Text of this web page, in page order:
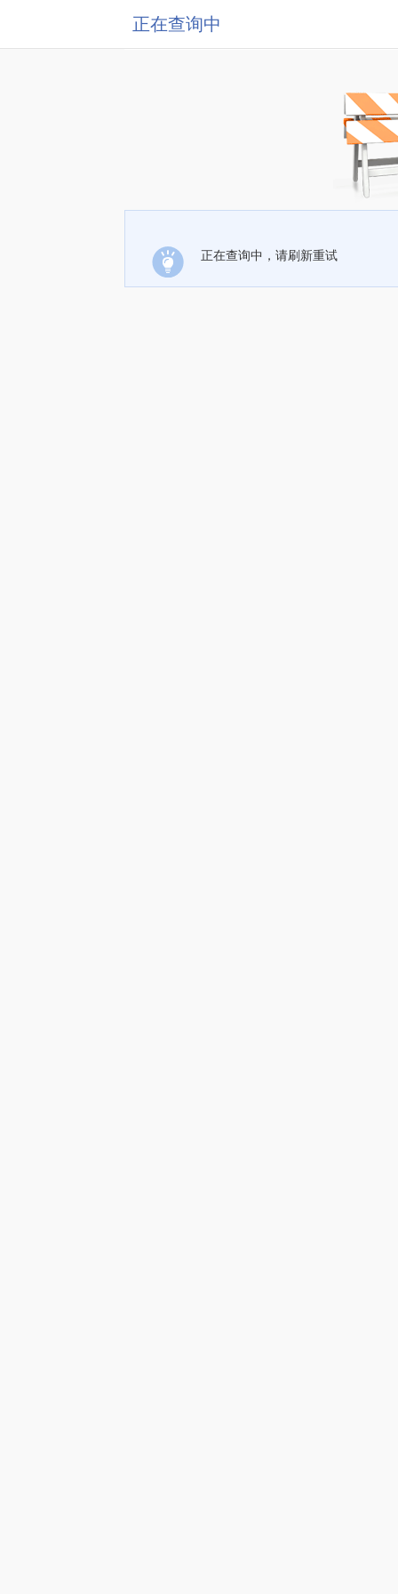
正在查询中
正在查询中，请刷新重试